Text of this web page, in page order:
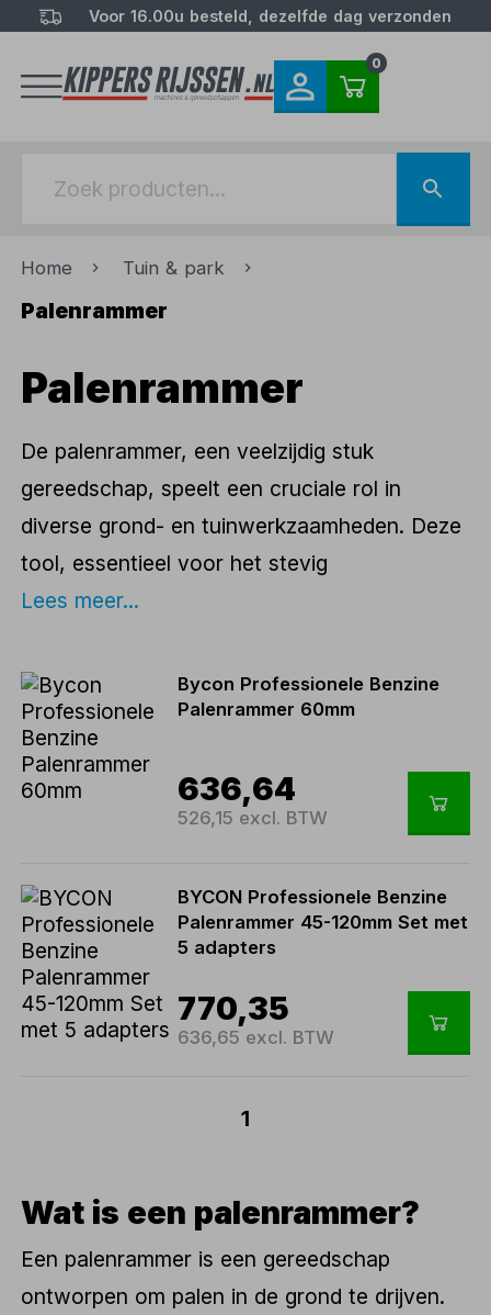
Voor 16.00u besteld, dezelfde dag verzonden
0
Home Tuin & park
Palenrammer
Palenrammer
De palenrammer, een veelzijdig stuk
gereedschap, speelt een cruciale rol in
diverse grond- en tuinwerkzaamheden. Deze
tool, essentieel voor het stevig
Lees meer...
Bycon Professionele Benzine
Palenrammer 60mm
636,64
526,15 excl. BTW
BYCON Professionele Benzine
Palenrammer 45-120mm Set met
5 adapters
770,35
636,65 excl. BTW
1
Wat is een palenrammer?
Een palenrammer is een gereedschap
ontworpen om palen in de grond te drijven.